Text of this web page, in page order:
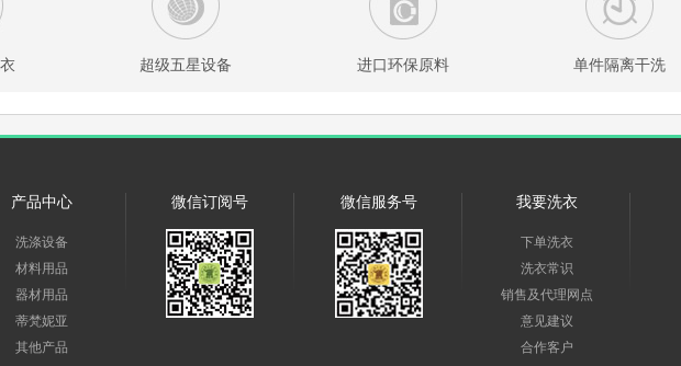
超级五星设备 进口环保原料 单件隔离干洗
产品中心
洗涤设备
材料用品
器材用品
蒂梵妮亚
其他产品
微信订阅号 微信服务号 我要洗衣
下单洗衣
洗衣常识
销售及代理网点
意见建议
合作客户